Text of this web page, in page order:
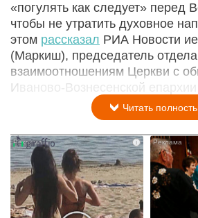
«погулять как следует» перед
чтобы не утратить духовное
этом рассказал РИА Новости
(Маркиш), председатель
взаимоотношениям Церкви с
Иваново-Вознесенской
Читать
i